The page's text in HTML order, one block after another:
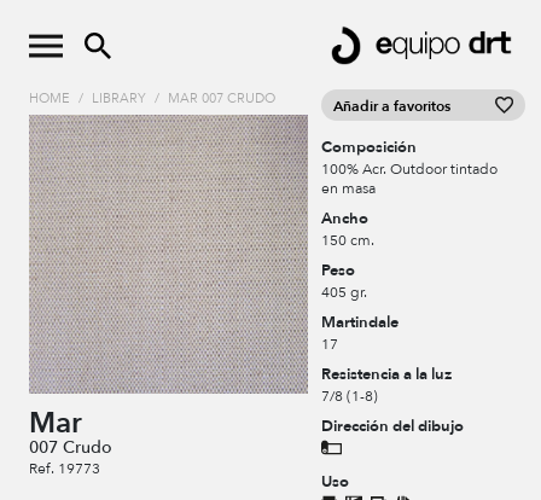
HOME / LIBRARY / MAR 007 CRUDO
Mar
007 Crudo
Ref. 19773
Añadir a favoritos
Composición
100% Acr. Outdoor tintado
en masa
Ancho
150 cm.
Peso
405 gr.
Martindale
17
Resistencia a la luz
7/8 (1-8)
Dirección del dibujo
Uso